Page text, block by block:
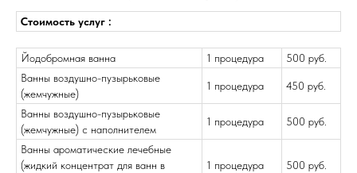
Стоимость услуг :
Йодобромная ванна 1 процедура
500 руб.
Ванны воздушно-пузырьковые
(жемчужные)
1 процедура 450 руб.
Ванны воздушно-пузырьковые
(жемчужные) с наполнителем
1 процедура 500 руб.
Ванны ароматические лечебные
(жидкий концентрат для ванн в
1 процедура 500 руб.